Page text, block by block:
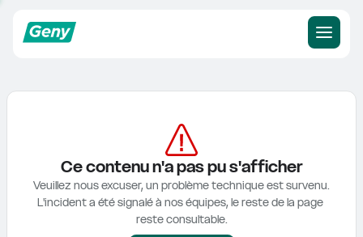
Ce contenu n'a pas pu s'afficher
Veuillez nous excuser, un problème technique est survenu.
L'incident a été signalé à nos équipes, le reste de la page
reste consultable.